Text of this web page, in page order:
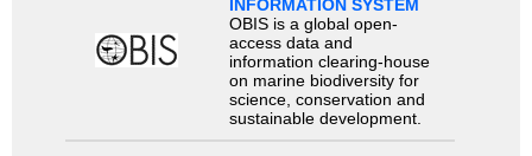
INFORMATION SYSTEM
OBIS is a global open-
access data and
information clearing-house
on marine biodiversity for
science, conservation and
sustainable development.